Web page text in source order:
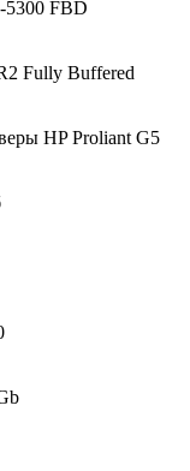
5300 FBD
Fully Buffered
HP Proliant G5